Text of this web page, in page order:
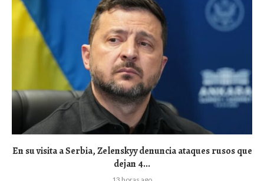
En su visita a Serbia, Zelenskyy denuncia ataques rusos que
dejan 4...